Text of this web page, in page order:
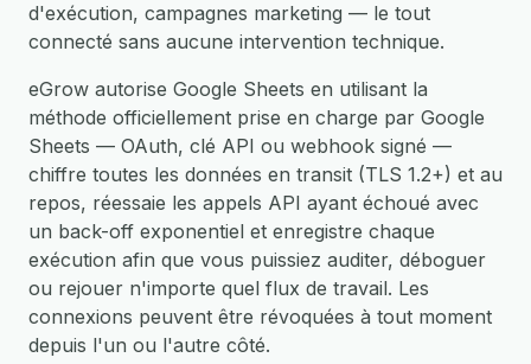
d'exécution, campagnes marketing — le tout
connecté sans aucune intervention technique.
eGrow autorise Google Sheets en utilisant la
méthode officiellement prise en charge par Google
Sheets — OAuth, clé API ou webhook signé —
chiffre toutes les données en transit (TLS 1.2+) et au
repos, réessaie les appels API ayant échoué avec
un back-off exponentiel et enregistre chaque
exécution afin que vous puissiez auditer, déboguer
ou rejouer n'importe quel flux de travail. Les
connexions peuvent être révoquées à tout moment
depuis l'un ou l'autre côté.